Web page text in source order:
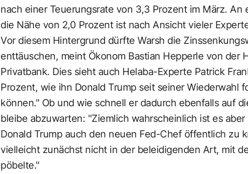
nach einer Teuerungsrate von 3,3 Prozent im März. An
die Nähe von 2,0 Prozent ist nach Ansicht vieler
Vor diesem Hintergrund dürfte Warsh die
enttäuschen, meint Ökonom Bastian Hepperle von der
Privatbank. Dies sieht auch Helaba-Experte Patrick
Prozent, wie ihn Donald Trump seit seiner Wiederwahl
können." Ob und wie schnell er dadurch ebenfalls auf
bleibe abzuwarten: "Ziemlich wahrscheinlich ist es
Donald Trump auch den neuen Fed-Chef öffentlich zu
vielleicht zunächst nicht in der beleidigenden Art, mit
pöbelte."